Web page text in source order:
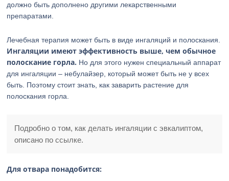
должно быть дополнено другими лекарственными
препаратами.
Лечебная терапия может быть в виде ингаляций и полоскания.
Ингаляции имеют эффективность выше, чем обычное
полоскание горла. Но для этого нужен специальный аппарат
для ингаляции – небулайзер, который может быть не у всех
быть. Поэтому стоит знать, как заварить растение для
полоскания горла.
Подробно о том, как делать ингаляции с эвкалиптом,
описано по ссылке.
Для отвара понадобится: